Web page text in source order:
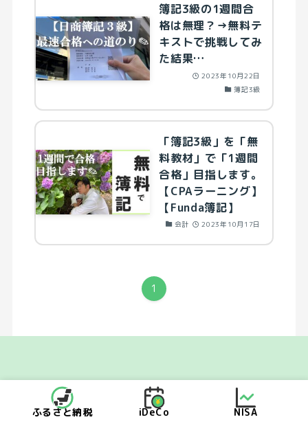
簿記3級の1週間合
格は無理？→無料テ
キストで挑戦してみ
た結果…
2023年10月22日
簿記3級
「簿記3級」を「無
料教材」で「1週間
合格」目指します。
【CPAラーニング】
【Funda簿記】
2023年10月17日
会計
1
ふるさと納税 iDeCo NISA
Kajiba株式会社